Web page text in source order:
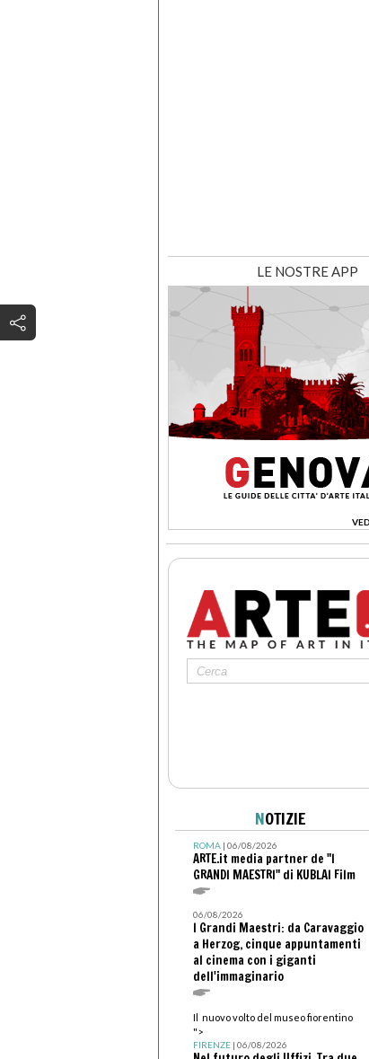
LE NOSTRE APP
>
NOTIZIE
ROMA| 06/08/2026
ARTE.it media partner de "I
GRANDI MAESTRI" di KUBLAI Film
06/08/2026
I Grandi Maestri: da Caravaggio
a Herzog, cinque appuntamenti
al cinema con i giganti
dell'immaginario
Il nuovo volto del museo fiorentino
">
FIRENZE| 06/08/2026